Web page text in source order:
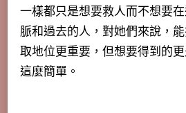
一樣都只是想要救人而不想要
脈和過去的人，對她們來說，
取地位更重要，但想要得到的
這麼簡單。